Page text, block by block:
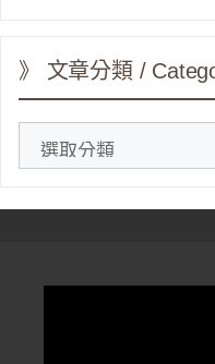
》 文章分類 /
分